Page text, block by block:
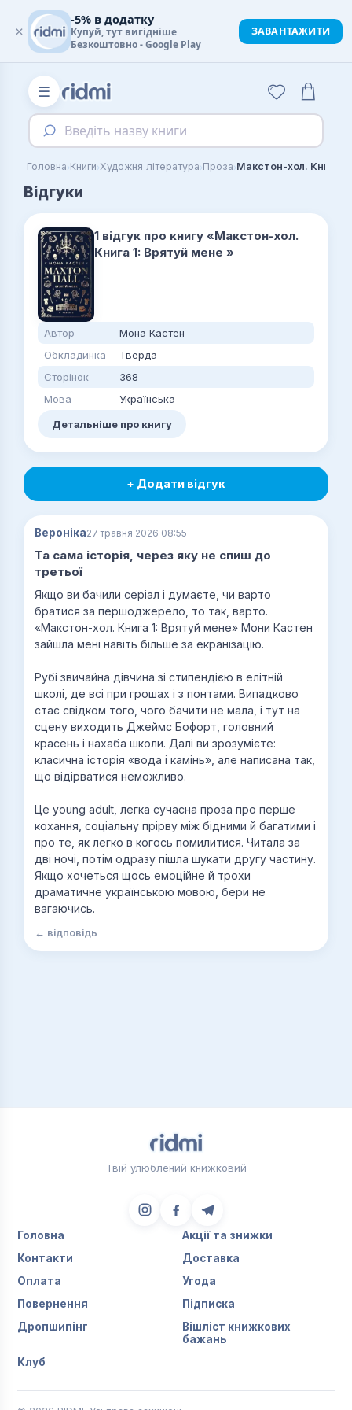
☰
Введіть назву книги
Головна›Книги›Художня література›Проза›
Відгуки
1 відгук про книгу «Макстон-хол.
Книга 1: Врятуй мене »
Автор
Мона Кастен
Обкладинка
Тверда
Сторінок
368
Мова
Українська
Детальніше про книгу
+ Додати відгук
Вероніка27 травня 2026 08:55
Та сама історія, через яку не спиш до
третьої
Якщо ви бачили серіал і думаєте, чи варто
братися за першоджерело, то так, варто.
«Макстон-хол. Книга 1: Врятуй мене» Мони Кастен
зайшла мені навіть більше за екранізацію.
Рубі звичайна дівчина зі стипендією в елітній
школі, де всі при грошах і з понтами. Випадково
стає свідком того, чого бачити не мала, і тут на
сцену виходить Джеймс Бофорт, головний
красень і нахаба школи. Далі ви зрозумієте:
класична історія «вода і камінь», але написана так,
що відірватися неможливо.
Це young adult, легка сучасна проза про перше
кохання, соціальну прірву між бідними й багатими і
про те, як легко в когось помилитися. Читала за
дві ночі, потім одразу пішла шукати другу частину.
Якщо хочеться щось емоційне й трохи
драматичне українською мовою, бери не
вагаючись.
← відповідь
Твій улюблений книжковий
Головна
Акції та знижки
Контакти
Доставка
Оплата
Угода
Повернення
Підписка
Дропшипінг
Вішліст книжкових
бажань
Клуб
×
-5% в додатку
Купуй, тут вигідніше
Безкоштовно - Google Play
ЗАВАНТАЖИТИ